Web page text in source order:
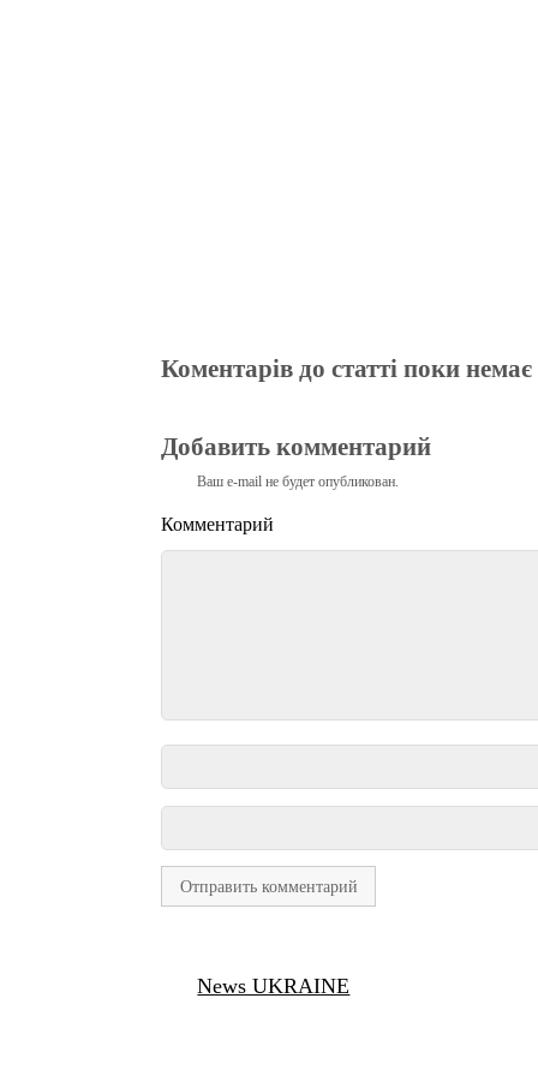
Коментарів до статті поки немає
Добавить комментарий
Ваш e-mail не будет опубликован.
Комментарий
News UKRAINE